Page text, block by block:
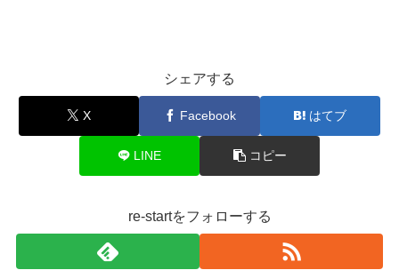
シェアする
X Facebook はてブ
LINE コピー
re-startをフォローする